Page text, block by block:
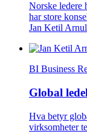
Norske ledere
har store
Jan Ketil
BI Business
Global
Hva betyr
virksomheter